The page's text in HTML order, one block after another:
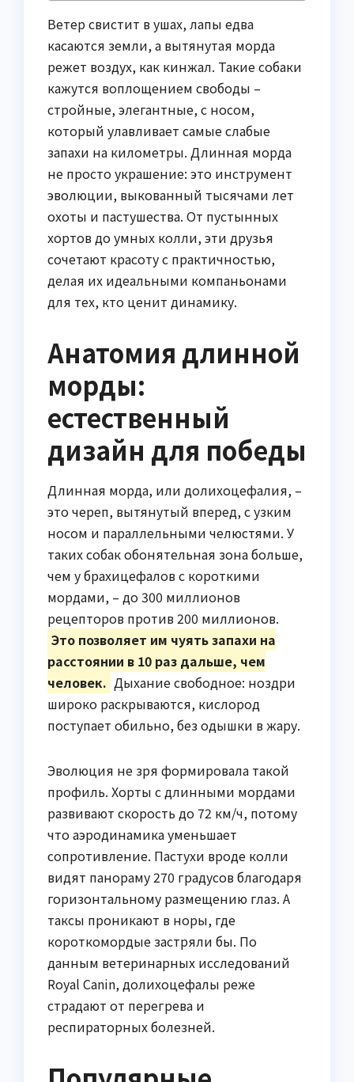
Ветер свистит в ушах, лапы едва
касаются земли, а вытянутая морда
режет воздух, как кинжал. Такие собаки
кажутся воплощением свободы –
стройные, элегантные, с носом,
который улавливает самые слабые
запахи на километры. Длинная морда
не просто украшение: это инструмент
эволюции, выкованный тысячами лет
охоты и пастушества. От пустынных
хортов до умных колли, эти друзья
сочетают красоту с практичностью,
делая их идеальными компаньонами
для тех, кто ценит динамику.
Анатомия длинной
морды:
естественный
дизайн для победы
Длинная морда, или долихоцефалия, –
это череп, вытянутый вперед, с узким
носом и параллельными челюстями. У
таких собак обонятельная зона больше,
чем у брахицефалов с короткими
мордами, – до 300 миллионов
рецепторов против 200 миллионов.
Это позволяет им чуять запахи на
расстоянии в 10 раз дальше, чем
человек. Дыхание свободное: ноздри
широко раскрываются, кислород
поступает обильно, без одышки в жару.
Эволюция не зря формировала такой
профиль. Хорты с длинными мордами
развивают скорость до 72 км/ч, потому
что аэродинамика уменьшает
сопротивление. Пастухи вроде колли
видят панораму 270 градусов благодаря
горизонтальному размещению глаз. А
таксы проникают в норы, где
короткомордые застряли бы. По
данным ветеринарных исследований
Royal Canin, долихоцефалы реже
страдают от перегрева и
респираторных болезней.